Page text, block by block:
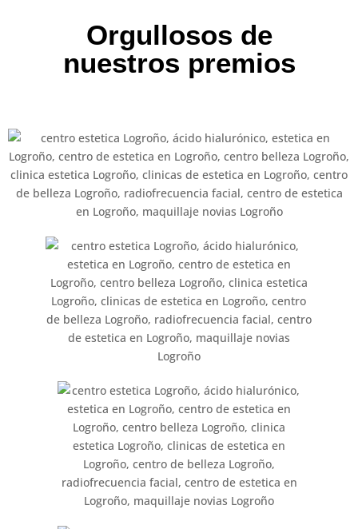
Orgullosos de
nuestros premios